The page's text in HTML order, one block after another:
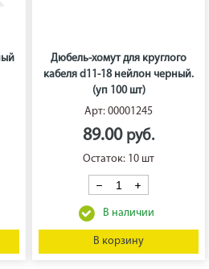
Дюбель-хомут для круглого
кабеля d11-18 нейлон черный.
(уп 100 шт)
Арт: 00001245
89.00
Остаток: 10 шт
В корзину